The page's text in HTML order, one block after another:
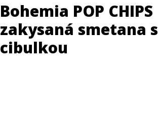
Bohemia POP CHIPS
zakysaná smetana s
cibulkou